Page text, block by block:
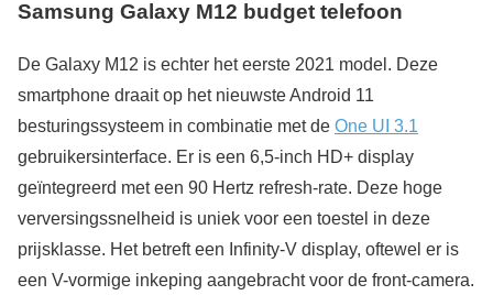
Samsung Galaxy M12 budget telefoon
De Galaxy M12 is echter het eerste 2021 model. Deze
smartphone draait op het nieuwste Android 11
besturingssysteem in combinatie met de One UI 3.1
gebruikersinterface. Er is een 6,5-inch HD+ display
geïntegreerd met een 90 Hertz refresh-rate. Deze hoge
verversingssnelheid is uniek voor een toestel in deze
prijsklasse. Het betreft een Infinity-V display, oftewel er is
een V-vormige inkeping aangebracht voor de front-camera.